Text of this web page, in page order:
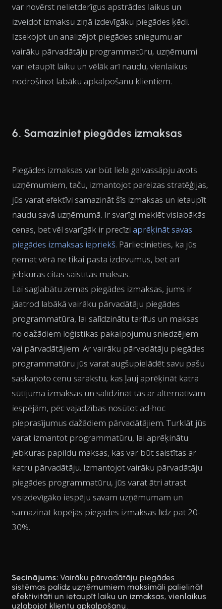
var novērst nelietderīgus apstrādes laikus un
izveidot izmaksu ziņā izdevīgāku piegādes ķēdi.
Izsekojot un analizējot piegādes sniegumu ar
vairāku pārvadātāju programmatūru, uzņēmumi
var ietaupīt laiku un vēlāk arī naudu, vienlaikus
nodrošinot labāku apkalpošanu klientiem.
6. Samaziniet piegādes izmaksas
Piegādes izmaksas var būt liela galvassāpju avots
uzņēmumiem, taču, izmantojot pareizas stratēģijas,
jūs varat efektīvi samazināt šīs izmaksas un ietaupīt
naudu savā uzņēmumā. Ir svarīgi meklēt vislabākās
cenas, bet vēl svarīgāk ir precīzi aprēķināt savas
piegādes izmaksas iepriekš. Pārliecinieties, ka jūs
ņemat vērā ne tikai pasta izdevumus, bet arī
jebkuras citas saistītās maksas.
Lai saglabātu zemas piegādes izmaksas, jums ir
jāatrod labākā vairāku pārvadātāju piegādes
programmatūra, lai salīdzinātu tarifus un maksas
no dažādiem loģistikas pakalpojumu sniedzējiem
vai pārvadātājiem. Ar vairāku pārvadātāju piegādes
programmatūru jūs varat augšupielādēt savu pašu
saskaņoto cenu sarakstu, kas ļauj aprēķināt katra
sūtījuma izmaksas un salīdzināt tās ar alternatīvām
iespējām, pēc vajadzības nosūtot ad-hoc
pieprasījumus dažādiem pārvadātājiem. Turklāt jūs
varat izmantot programmatūru, lai aprēķinātu
jebkuras papildu maksas, kas var būt saistītas ar
katru pārvadātāju. Izmantojot vairāku pārvadātāju
piegādes programmatūru, jūs varat ātri atrast
visizdevīgāko iespēju savam uzņēmumam un
samazināt kopējās piegādes izmaksas līdz pat 20-
30%.
Secinājums: Vairāku pārvadātāju piegādes
sistēmas palīdz uzņēmumiem maksimāli palielināt
efektivitāti un ietaupīt laiku un izmaksas, vienlaikus
uzlabojot klientu apkalpošanu.